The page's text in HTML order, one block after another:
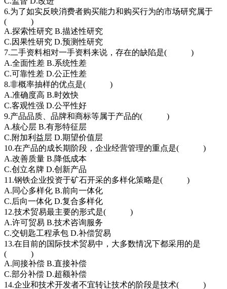
6.为了如实反映消费者购买能力和购买行为的市场研究属于
( )
A.探索性研究 B.描述性研究
C.因果性研究 D.预测性研究
7.二手资料相对一手资料来说，存在的缺陷是( )
A.全面性差 B.系统性差
C.可靠性差 D.公正性差
8.非概率抽样的优点是( )
A.准确度高 B.时效快
C.客观性强 D.公平性好
9.产品品质、品牌和商标等属于产品的( )
A.核心层 B.有形特征层
C.附加利益层 D.期望价值层
10.在产品的成长期阶段，企业经营管理的重点是( )
A.改善质量 B.降低成本
C.创立名牌 D.创新产品
11.钢铁企业投资于矿石开采的多样化策略是( )
A.同心多样化 B.前向一体化
C.后向一体化 D.复合多样化
12.技术贸易最主要的形式是( )
A.许可贸易 B.技术咨询服务
C.交钥匙工程承包 D.补偿贸易
13.在目前的国际技术贸易中，大多数情况下都采用的是
( )
A.间接补偿 B.直接补偿
C.部分补偿 D.超额补偿
14.企业和技术开发者不宜转让技术的阶段是技术( )